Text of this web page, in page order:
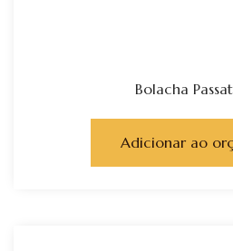
Bolacha
Adicionar ao